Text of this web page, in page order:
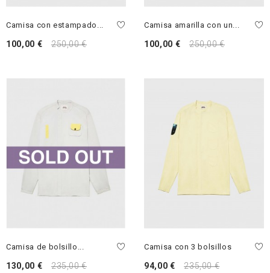
Camisa con estampado...
100,00 € 250,00 €
Camisa amarilla con un...
100,00 € 250,00 €
Camisa de bolsillo...
130,00 € 235,00 €
Camisa con 3 bolsillos
94,00 € 235,00 €